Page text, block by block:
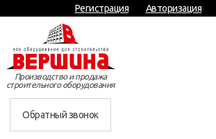
Регистрация Авторизация
Производство и продажа
строительного оборудования
Обратный звонок